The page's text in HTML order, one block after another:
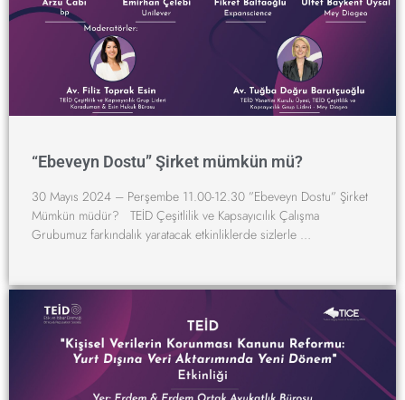
“Ebeveyn Dostu” Şirket mümkün mü?
30 Mayıs 2024 – Perşembe 11.00-12.30 ”Ebeveyn Dostu” Şirket
Mümkün müdür? TEİD Çeşitlilik ve Kapsayıcılık Çalışma
Grubumuz farkındalık yaratacak etkinliklerde sizlerle …